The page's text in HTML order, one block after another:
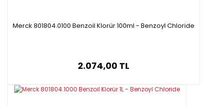
Merck 801804.0100 Benzoil Klorür 100ml - Benzoyl Chloride
2.074,00 TL